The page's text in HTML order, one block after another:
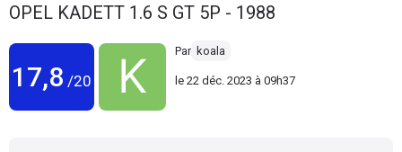
Guide
Electriques
OPEL KADETT 1.6 S GT 5P - 1988
17,8 /20
Par koala
le 22 déc. 2023 à 09h37